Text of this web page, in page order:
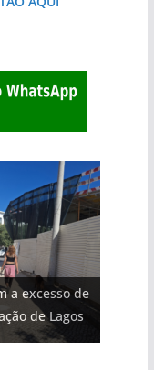
a excesso de
de Lagos